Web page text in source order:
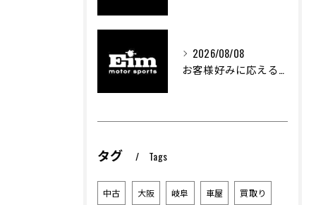
2026/08/08
お客様好みに応える中古車選びのポイント
タグ Tags
中古 大阪 岐阜 車屋 買取り